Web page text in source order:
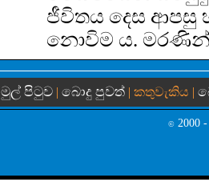
ජීවිතය දෙස ආපසු
නොවිම ය. මරණින්
මුල් පිටුව | බොදු පුවත්| කතුවැකිය |
© 2000